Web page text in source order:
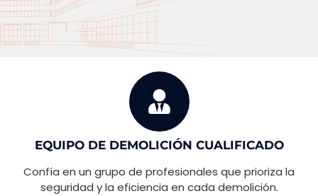
EQUIPO DE DEMOLICIÓN CUALIFICADO
Confía en un grupo de profesionales que prioriza la
seguridad y la eficiencia en cada demolición.